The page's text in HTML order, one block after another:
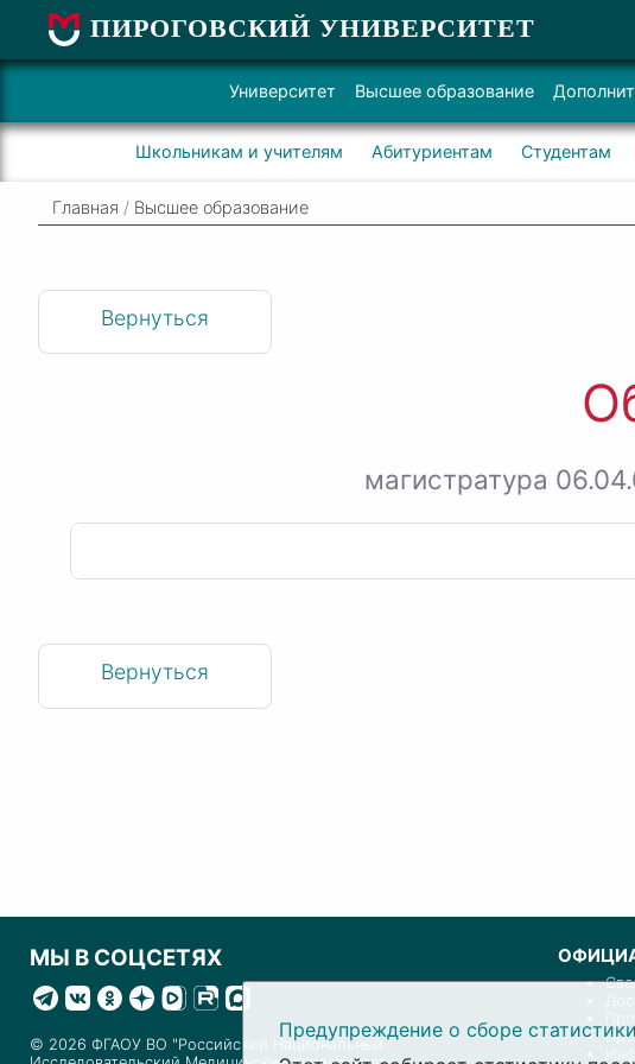
ПИРОГОВСКИЙ УНИВЕРСИТЕТ
Университет Высшее образование
Школьникам и учителям Абитуриентам Студентам
Главная / Высшее образование
Вернуться
магистратура
Вернуться
МЫ В СОЦСЕТЯХ
© 2026 ФГАОУ ВО "Российский Национальный
Предупреждение о сборе статистики